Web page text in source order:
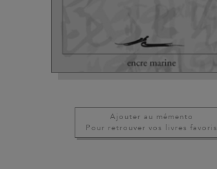
Ajouter au mémento
Pour retrouver vos livres favoris